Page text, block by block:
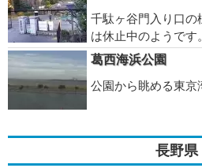
千駄ヶ谷門入り口の
は休止中のようです。
葛西海浜公園
公園から眺める東京
長野県